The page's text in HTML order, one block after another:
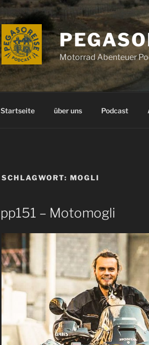
Motorrad Abenteuer
Startseite über uns Podcast
SCHLAGWORT: MOGLI
pp151 – Motomogli